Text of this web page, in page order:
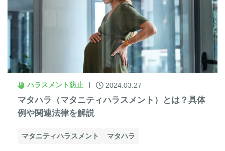
ハラスメント防止 2024.03.27
マタハラ（マタニティハラスメント）とは？具体
例や関連法律を解説
マタニティハラスメント マタハラ